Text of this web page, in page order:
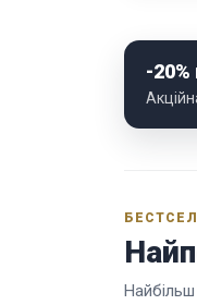
-20%
Найбільш